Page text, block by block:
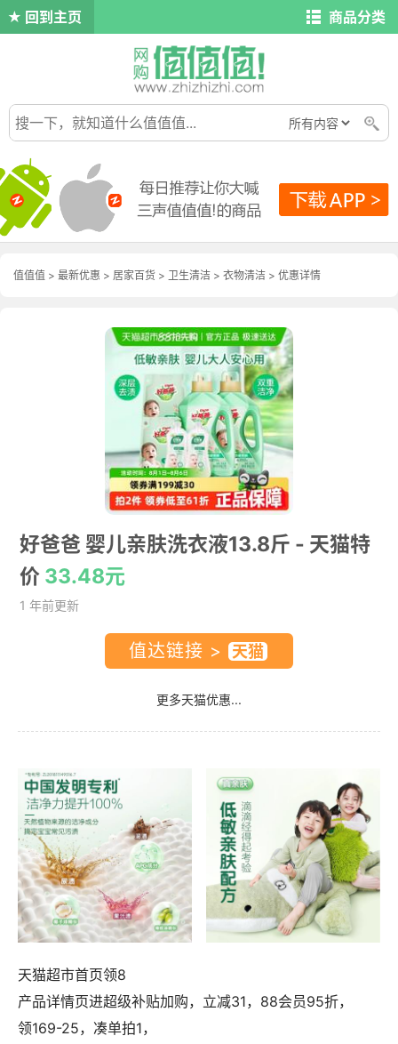
回到主页 商品分类
值值值 > 最新优惠 > 居家百货 > 卫生清洁 > 衣物清洁 > 优惠详情
好爸爸 婴儿亲肤洗衣液13.8斤 - 天猫特
价 33.48元
1 年前更新
值达链接 >
更多天猫优惠...
天猫超市首页领8
产品详情页进超级补贴加购，立减31，88会员95折，
领169-25，凑单拍1，